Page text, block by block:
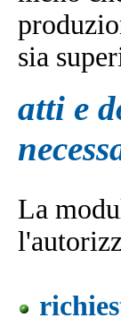
sia
atti e
La